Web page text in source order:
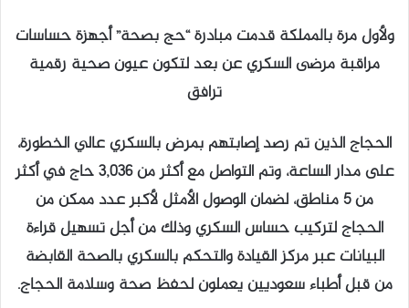
ولأول مرة بالمملكة قدمت مبادرة “حج بصحة” أجهزة حساسات
مراقبة مرضى السكري عن بعد لتكون عيون صحية رقمية
ترافق
الحجاج الذين تم رصد إصابتهم بمرض بالسكري عالي الخطورة،
على مدار الساعة، وتم التواصل مع أكثر من 3,036 حاج في أكثر
من 5 مناطق، لضمان الوصول الأمثل لأكبر عدد ممكن من
الحجاج لتركيب حساس السكري وذلك من أجل تسهيل قراءة
البيانات عبر مركز القيادة والتحكم بالسكري بالصحة القابضة
من قبل أطباء سعوديين يعملون لحفظ صحة وسلامة الحجاج.